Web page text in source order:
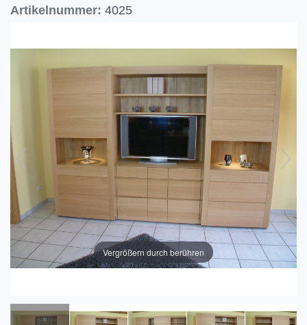
Artikelnummer: 4025
Vergrößern durch berühren